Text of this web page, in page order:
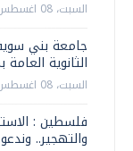
السبت، 08 اغسطس 2026 04:27 م
جامعة بني
الثانوية
السبت، 08 اغسطس 2026 04:21 م
فلسطين :
والتهجير..